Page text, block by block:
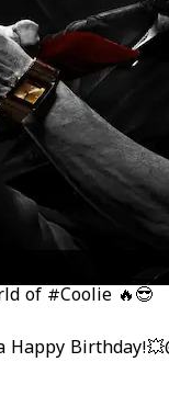
సినిమాలో
వాచ్
టాలీవుడ్
of #Coolie 🔥😎
Happy Birthday!💥